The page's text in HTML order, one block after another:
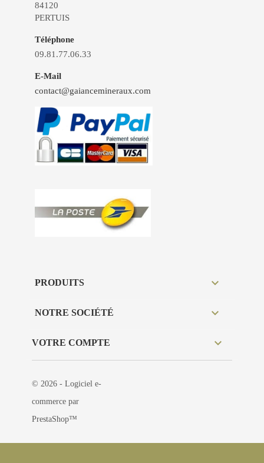
84120
PERTUIS
Téléphone
09.81.77.06.33
E-Mail
contact@gaiancemineraux.com
PRODUITS 
NOTRE SOCIÉTÉ 
VOTRE COMPTE 
© 2026 - Logiciel e-
commerce par
PrestaShop™